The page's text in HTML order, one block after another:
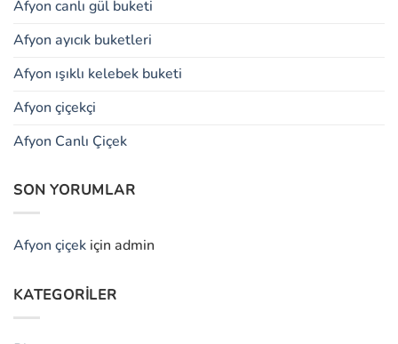
Afyon canlı gül buketi
Afyon ayıcık buketleri
Afyon ışıklı kelebek buketi
Afyon çiçekçi
Afyon Canlı Çiçek
SON YORUMLAR
Afyon çiçek için admin
KATEGORILER